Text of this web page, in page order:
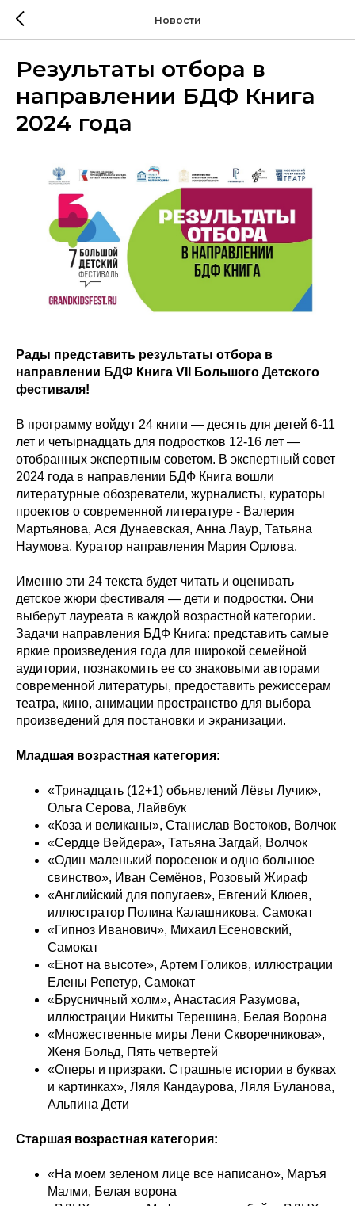
Новости
Результаты отбора в
направлении БДФ Книга
2024 года
Рады представить результаты отбора в
направлении БДФ Книга VII Большого Детского
фестиваля!
В программу войдут 24 книги — десять для детей 6-11
лет и четырнадцать для подростков 12-16 лет —
отобранных экспертным советом. В экспертный совет
2024 года в направлении БДФ Книга вошли
литературные обозреватели, журналисты, кураторы
проектов о современной литературе - Валерия
Мартьянова, Ася Дунаевская, Анна Лаур, Татьяна
Наумова. Куратор направления Мария Орлова.
Именно эти 24 текста будет читать и оценивать
детское жюри фестиваля — дети и подростки. Они
выберут лауреата в каждой возрастной категории.
Задачи направления БДФ Книга: представить самые
яркие произведения года для широкой семейной
аудитории, познакомить ее со знаковыми авторами
современной литературы, предоставить режиссерам
театра, кино, анимации пространство для выбора
произведений для постановки и экранизации.
Младшая возрастная категория:
«Тринадцать (12+1) объявлений Лёвы Лучик»,
Ольга Серова, Лайвбук
«Коза и великаны», Станислав Востоков, Волчок
«Сердце Вейдера», Татьяна Загдай, Волчок
«Один маленький поросенок и одно большое
свинство», Иван Семёнов, Розовый Жираф
«Английский для попугаев», Евгений Клюев,
иллюстратор Полина Калашникова, Самокат
«Гипноз Иванович», Михаил Есеновский,
Самокат
«Енот на высоте», Артем Голиков, иллюстрации
Елены Репетур, Самокат
«Брусничный холм», Анастасия Разумова,
иллюстрации Никиты Терешина, Белая Ворона
«Множественные миры Лени Скворечникова»,
Женя Больд, Пять четвертей
«Оперы и призраки. Страшные истории в буквах
и картинках», Ляля Кандаурова, Ляля Буланова,
Альпина Дети
Старшая возрастная категория:
«На моем зеленом лице все написано», Маръя
Малми, Белая ворона